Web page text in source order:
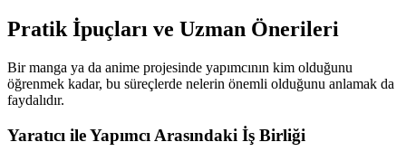
Pratik İpuçları ve Uzman Önerileri
Bir manga ya da anime projesinde yapımcının kim olduğunu
öğrenmek kadar, bu süreçlerde nelerin önemli olduğunu anlamak da
faydalıdır.
Yaratıcı ile Yapımcı Arasındaki İş Birliği